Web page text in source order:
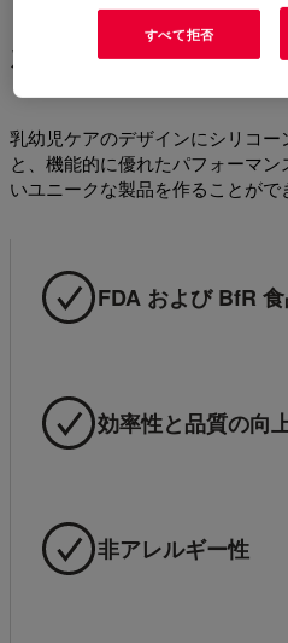
なぜシリコー
乳幼児ケアのデザインにシリコ
と、機能的に優れたパフォーマ
いユニークな製品を作ることがで
FDA および BfR
効率性と品質の向
非アレルギー性
すべて拒否